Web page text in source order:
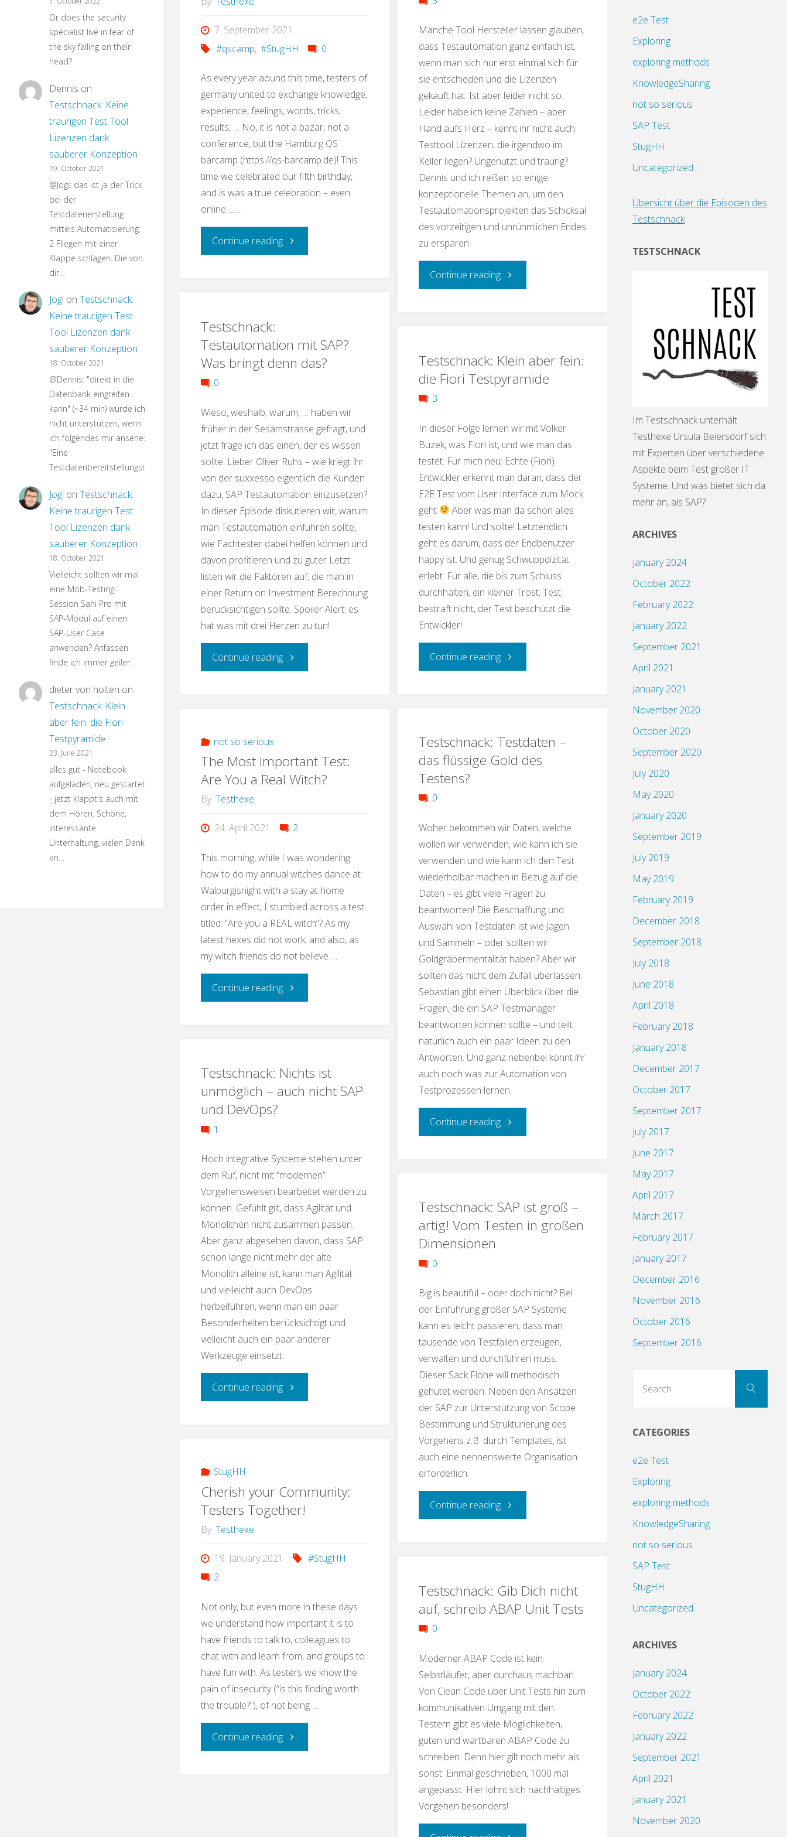
7. September 2021
#qscamp, #StugHH 0
As every year aound this time, testers of
germany united to exchange knowledge,
experience, feelings, words, tricks,
results, … No, it is not a bazar, not a
conference, but the Hamburg QS
barcamp (https://qs-barcamp.de)! This
time we celebrated our fifth birthday,
and is was a true celebration – even
online…. …
Continue reading"Growing
Barcamp"
Manche Tool Hersteller lassen glauben,
dass Testautomation ganz einfach ist,
wenn man sich nur erst einmal sich für
sie entschieden und die Lizenzen
gekauft hat. Ist aber leider nicht so.
Leider habe ich keine Zahlen – aber
Hand aufs Herz – kennt ihr nicht auch
Testtool Lizenzen, die irgendwo im
Keller liegen? Ungenutzt und traurig?
Dennis und ich reißen so einige
konzeptionelle Themen an, um den
Testautomationsprojekten das Schicksal
des vorzeitigen und unrühmlichen Endes
zu ersparen.
Continue reading"Testschnack:
Test
Tool
dank
sauberer
Konzeption"
Testschnack:
Testautomation mit SAP?
Was bringt denn das?
0
Wieso, weshalb, warum, … haben wir
früher in der Sesamstrasse gefragt, und
jetzt frage ich das einen, der es wissen
sollte: Lieber Oliver Ruhs – wie kriegt ihr
von der suxxesso eigentlich die Kunden
dazu, SAP Testautomation einzusetzen?
In dieser Episode diskutieren wir, warum
man Testautomation einführen sollte,
wie Fachtester dabei helfen können und
davon profitieren und zu guter Letzt
listen wir die Faktoren auf, die man in
einer Return on Investment Berechnung
berücksichtigen sollte. Spoiler Alert: es
hat was mit drei Herzen zu tun!
Continue reading"Testschnack:
Was
denn
das?"
Testschnack: Klein aber fein:
die Fiori Testpyramide
3
In dieser Folge lernen wir mit Volker
Buzek, was Fiori ist, und wie man das
testet. Für mich neu: Echte (Fiori)
Entwickler erkennt man daran, dass der
E2E Test vom User Interface zum Mock
geht
Aber was man da schon alles
testen kann! Und sollte! Letztendlich
geht es darum, dass der Endbenutzer
happy ist. Und genug Schwuppdizität
erlebt. Für alle, die bis zum Schluss
durchhalten, ein kleiner Trost: Test
bestraft nicht, der Test beschützt die
Entwickler!
Continue reading"Testschnack:
fein:
die
Testpyramide"
Testschnack: Testdaten –
das flüssige Gold des
Testens?
0
Woher bekommen wir Daten, welche
wollen wir verwenden, wie kann ich sie
verwenden und wie kann ich den Test
wiederholbar machen in Bezug auf die
Daten – es gibt viele Fragen zu
beantworten! Die Beschaffung und
Auswahl von Testdaten ist wie Jagen
und Sammeln – oder sollten wir
Goldgräbermentalität haben? Aber wir
sollten das nicht dem Zufall überlassen.
Sebastian gibt einen Überblick über die
Fragen, die ein SAP Testmanager
beantworten können sollte – und teilt
natürlich auch ein paar Ideen zu den
Antworten. Und ganz nebenbei könnt ihr
auch noch was zur Automation von
Testprozessen lernen.
Continue reading"Testschnack:
das
flüssige
des
Testens?"
not so serious
The Most Important Test:
Are You a Real Witch?
By Testhexe
24. April 2021 2
This morning, while I was wondering
how to do my annual witches dance at
Walpurgisnight with a stay at home
order in effect, I stumbled across a test
titled: “Are you a REAL witch”? As my
latest hexes did not work, and also, as
my witch friends do not believe …
Continue reading"The
Test:
Are
a
Witch?"
Testschnack: Nichts ist
unmöglich – auch nicht SAP
und DevOps?
1
Hoch integrative Systeme stehen unter
dem Ruf, nicht mit “modernen”
Vorgehensweisen bearbeitet werden zu
können. Gefühlt gilt, dass Agilität und
Monolithen nicht zusammen passen.
Aber ganz abgesehen davon, dass SAP
schon lange nicht mehr der alte
Monolith alleine ist, kann man Agilität
und vielleicht auch DevOps
herbeiführen, wenn man ein paar
Besonderheiten berücksichtigt und
vielleicht auch ein paar anderer
Werkzeuge einsetzt.
Continue reading"Testschnack:
–
nicht
und
DevOps?"
Testschnack: SAP ist groß –
artig! Vom Testen in großen
Dimensionen
0
Big is beautiful – oder doch nicht? Bei
der Einführung großer SAP Systeme
kann es leicht passieren, dass man
tausende von Testfällen erzeugen,
verwalten und durchführen muss.
Dieser Sack Flöhe will methodisch
gehütet werden. Neben den Ansätzen
der SAP zur Unterstützung von Scope
Bestimmung und Strukturierung des
Vorgehens z.B. durch Templates, ist
auch eine nennenswerte Organisation
erforderlich.
Continue reading"Testschnack:
groß
–
Vom
in
großen
Dimensionen"
StugHH
Cherish your Community:
Testers Together!
By Testhexe
19. January 2021
#StugHH
2
Not only, but even more in these days
we understand how important it is to
have friends to talk to, colleagues to
chat with and learn from, and groups to
have fun with. As testers we know the
pain of insecurity (“is this finding worth
the trouble?”), of not being …
Continue reading"Cherish
Testschnack: Gib Dich nicht
auf, schreib ABAP Unit Tests
0
Moderner ABAP Code ist kein
Selbstläufer, aber durchaus machbar!
Von Clean Code über Unit Tests hin zum
kommunikativen Umgang mit den
Testern gibt es viele Möglichkeiten,
guten und wartbaren ABAP Code zu
schreiben. Denn hier gilt noch mehr als
sonst: Einmal geschrieben, 1000 mal
angepasst. Hier lohnt sich nachhaltiges
Vorgehen besonders!
Or does the security
specialist live in fear of
the sky falling on their
head?
Dennis on
Testschnack: Keine
traurigen Test Tool
Lizenzen dank
sauberer Konzeption
19. October 2021
@Jogi: das ist ja der Trick
bei der
Testdatenerstellung
mittels Automatisierung:
2 Fliegen mit einer
Klappe schlagen. Die von
dir…
Jogi on Testschnack:
Keine traurigen Test
Tool Lizenzen dank
sauberer Konzeption
18. October 2021
@Dennis: "direkt in die
Datenbank eingreifen
kann" (~34 min) würde ich
nicht unterstützen, wenn
ich folgendes mir ansehe:
"Eine
Testdatenbereitstellungsroutine…
Jogi on Testschnack:
Keine traurigen Test
Tool Lizenzen dank
sauberer Konzeption
18. October 2021
Vielleicht sollten wir mal
eine Mob-Testing-
Session Sahi Pro mit
SAP-Modul auf einen
SAP-User Case
anwenden? Anfassen
finde ich immer geiler…
dieter von holten on
Testschnack: Klein
aber fein: die Fiori
Testpyramide
23. June 2021
alles gut - Notebook
aufgeladen, neu gestartet
- jetzt klappt's auch mit
dem Hören. Schöne,
interessante
Unterhaltung, vielen Dank
an…
e2e Test
Exploring
exploring methods
KnowledgeSharing
not so serious
SAP Test
StugHH
Uncategorized
Übersicht über die Episoden des
Testschnack
TESTSCHNACK
Im Testschnack unterhält
Testhexe Ursula Beiersdorf sich
mit Experten über verschiedene
Aspekte beim Test großer IT
Systeme. Und was bietet sich da
mehr an, als SAP?
ARCHIVES
January 2024
October 2022
February 2022
January 2022
September 2021
April 2021
January 2021
November 2020
October 2020
September 2020
July 2020
May 2020
January 2020
September 2019
July 2019
May 2019
February 2019
December 2018
September 2018
July 2018
June 2018
April 2018
February 2018
January 2018
December 2017
October 2017
September 2017
July 2017
June 2017
May 2017
April 2017
March 2017
February 2017
January 2017
December 2016
November 2016
October 2016
September 2016
Search
CATEGORIES
e2e Test
Exploring
exploring methods
KnowledgeSharing
not so serious
SAP Test
StugHH
Uncategorized
ARCHIVES
January 2024
October 2022
February 2022
January 2022
September 2021
April 2021
January 2021
November 2020